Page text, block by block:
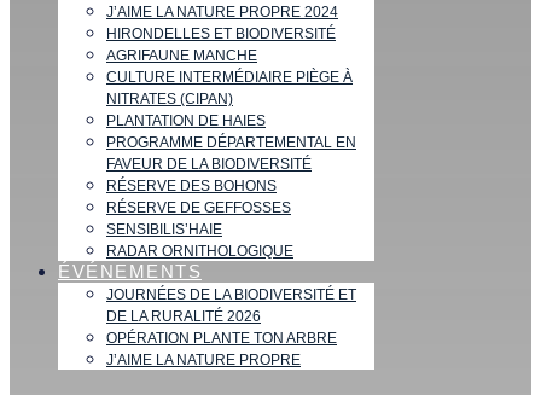
J’AIME LA NATURE PROPRE 2024
HIRONDELLES ET BIODIVERSITÉ
AGRIFAUNE MANCHE
CULTURE INTERMÉDIAIRE PIÈGE À
NITRATES (CIPAN)
PLANTATION DE HAIES
PROGRAMME DÉPARTEMENTAL EN
FAVEUR DE LA BIODIVERSITÉ
RÉSERVE DES BOHONS
RÉSERVE DE GEFFOSSES
SENSIBILIS’HAIE
RADAR ORNITHOLOGIQUE
ÉVÉNEMENTS
JOURNÉES DE LA BIODIVERSITÉ ET
DE LA RURALITÉ 2026
OPÉRATION PLANTE TON ARBRE
J’AIME LA NATURE PROPRE